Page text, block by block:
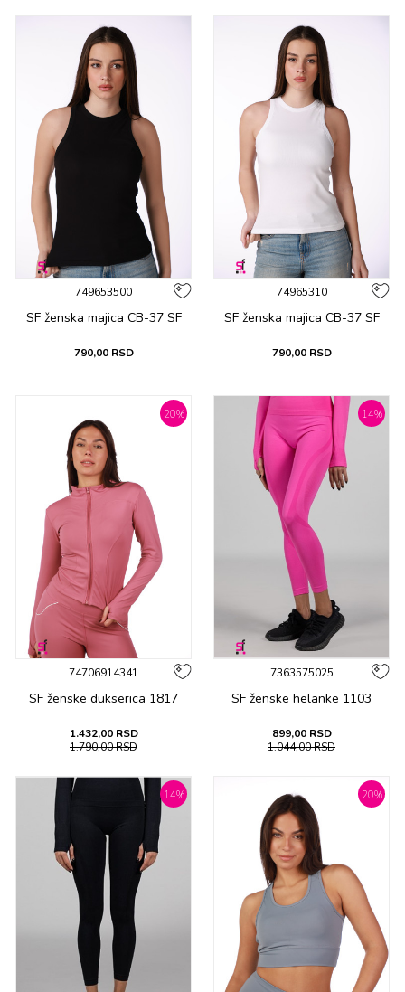
749653500
SF ženska majica CB-37 SF
790,00 RSD
74965310
SF ženska majica CB-37 SF
790,00 RSD
20%
74706914341
SF ženske duksеrica 1817
1.432,00 RSD
1.790,00RSD
14%
7363575025
SF ženske hеlankе 1103
899,00 RSD
1.044,00RSD
14% 20%